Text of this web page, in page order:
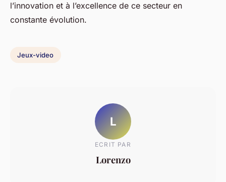
l’innovation et à l’excellence de ce secteur en
constante évolution.
Jeux-video
L
ECRIT PAR
Lorenzo